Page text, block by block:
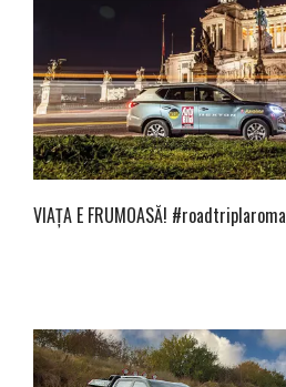
VIAȚA E FRUMOASĂ! #roadtriplaroma